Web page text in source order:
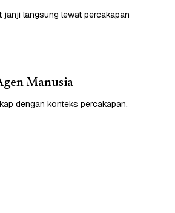
janji langsung lewat percakapan
Manusia
dengan konteks percakapan.